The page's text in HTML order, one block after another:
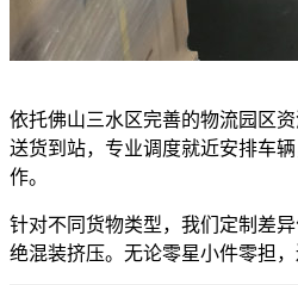
依托佛山三水区完善的物流园区
送货到站，专业调度就近安排车
作。
针对不同货物类型，我们定制差
绝混装挤压。无论零星小件零担